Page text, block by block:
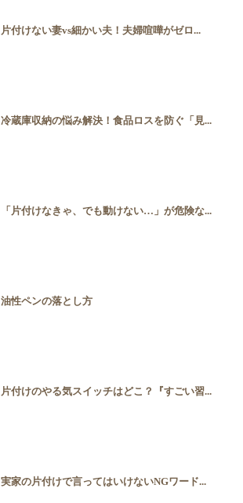
片付けない妻vs細かい夫！夫婦喧嘩がゼロ...
冷蔵庫収納の悩み解決！食品ロスを防ぐ「見...
「片付けなきゃ、でも動けない…」が危険な...
油性ペンの落とし方
片付けのやる気スイッチはどこ？『すごい習...
実家の片付けで言ってはいけないNGワード...